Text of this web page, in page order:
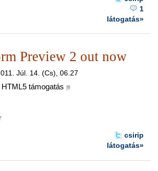
1
látogatás»
Preview 2 out now
Júl. 14. (Cs), 06.27
támogatás ■
csirip
látogatás»